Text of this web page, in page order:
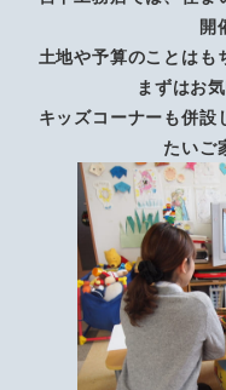
開
土地や予算のことはも
まずはお
キッズコーナーも併設
たいご